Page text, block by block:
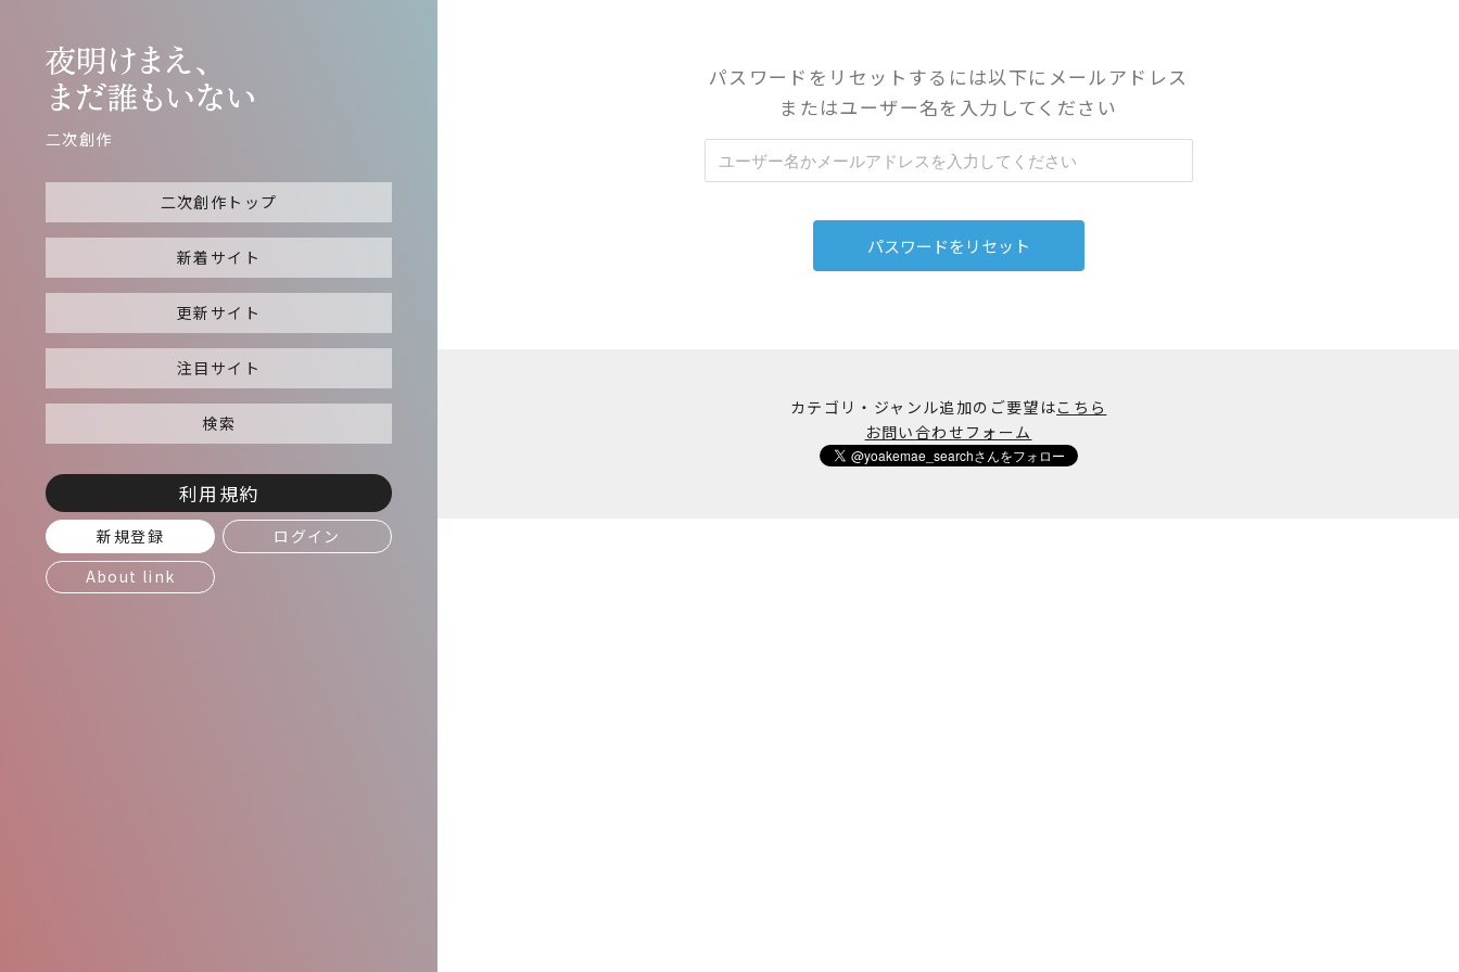
二次創作
二次創作トップ
新着サイト
更新サイト
注目サイト
検索
利用規約
新規登録
ログイン
About link
パスワードをリセットするには以下にメールアドレス
またはユーザー名を入力してください
カテゴリ・ジャンル追加のご要望はこちら
お問い合わせフォーム